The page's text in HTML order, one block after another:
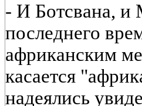
- И Ботсвана, и
последнего
африканским
касается
надеялись